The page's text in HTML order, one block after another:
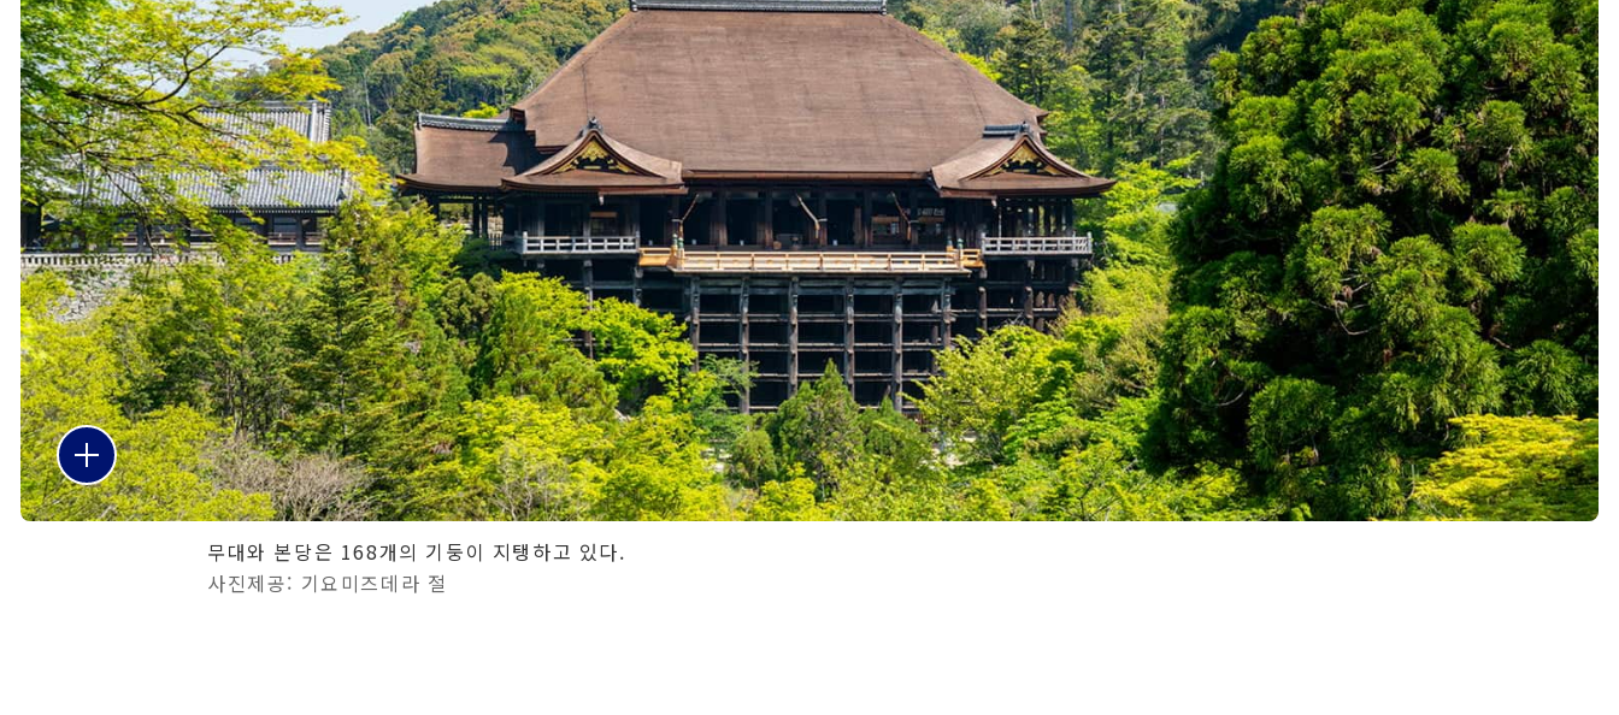
무대와 본당은 168개의 기둥이 지탱하고 있다.
사진제공: 기요미즈데라 절